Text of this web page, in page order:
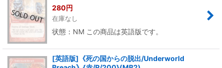
280円
在庫なし
状態：NM この商品は英語版です。
[英語版]《死の国からの脱出/Underworld